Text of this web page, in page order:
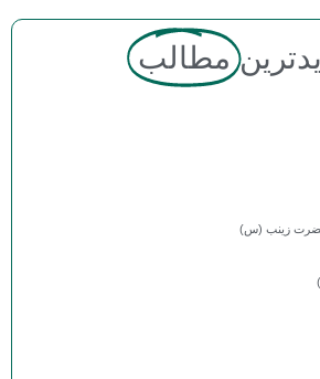
مطالب
زینب (س)